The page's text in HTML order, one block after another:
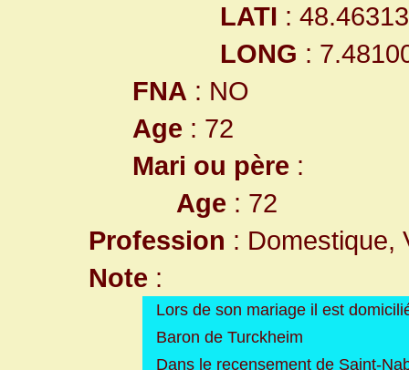
LATI :
LONG :
FNA : NO
Age : 72
Mari ou père :
Age : 72
Profession : Domestique,
Note :
Lors de son mariage il est
Baron de Turckheim
Dans le recensement de Saint-